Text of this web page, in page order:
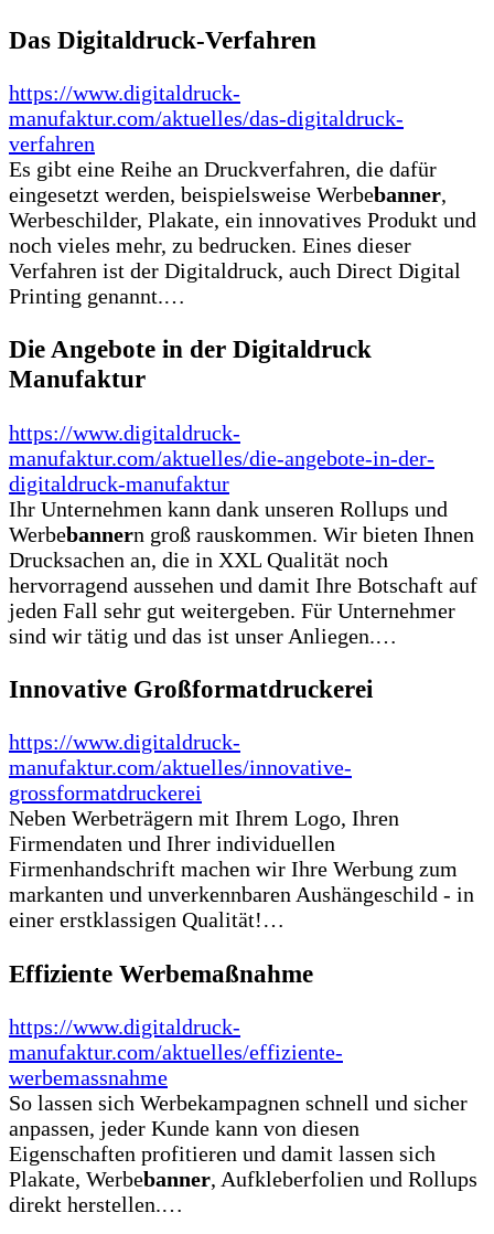
Das Digitaldruck-Verfahren
https://www.digitaldruck-
manufaktur.com/aktuelles/das-digitaldruck-
verfahren
Es gibt eine Reihe an Druckverfahren, die dafür
eingesetzt werden, beispielsweise Werbebanner,
Werbeschilder, Plakate, ein innovatives Produkt und
noch vieles mehr, zu bedrucken. Eines dieser
Verfahren ist der Digitaldruck, auch Direct Digital
Printing genannt.…
Die Angebote in der Digitaldruck
Manufaktur
https://www.digitaldruck-
manufaktur.com/aktuelles/die-angebote-in-der-
digitaldruck-manufaktur
Ihr Unternehmen kann dank unseren Rollups und
Werbebannern groß rauskommen. Wir bieten Ihnen
Drucksachen an, die in XXL Qualität noch
hervorragend aussehen und damit Ihre Botschaft auf
jeden Fall sehr gut weitergeben. Für Unternehmer
sind wir tätig und das ist unser Anliegen.…
Innovative Großformatdruckerei
https://www.digitaldruck-
manufaktur.com/aktuelles/innovative-
grossformatdruckerei
Neben Werbeträgern mit Ihrem Logo, Ihren
Firmendaten und Ihrer individuellen
Firmenhandschrift machen wir Ihre Werbung zum
markanten und unverkennbaren Aushängeschild - in
einer erstklassigen Qualität!…
Effiziente Werbemaßnahme
https://www.digitaldruck-
manufaktur.com/aktuelles/effiziente-
werbemassnahme
So lassen sich Werbekampagnen schnell und sicher
anpassen, jeder Kunde kann von diesen
Eigenschaften profitieren und damit lassen sich
Plakate, Werbebanner, Aufkleberfolien und Rollups
direkt herstellen.…